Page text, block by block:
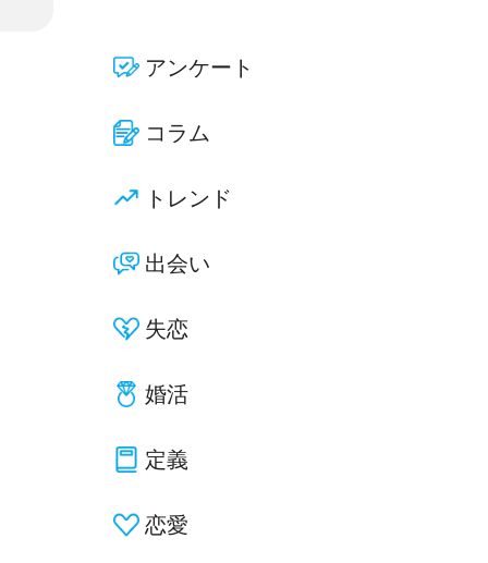
アンケート
コラム
トレンド
出会い
失恋
婚活
定義
恋愛